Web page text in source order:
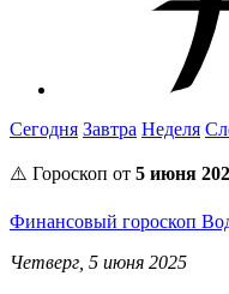
Сегодня Завтра Неделя
⚠️ Гороскоп от 5 июня
Финансовый гороскоп
Четверг, 5 июня 2025